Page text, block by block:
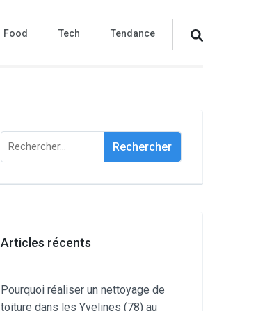
Food Tech Tendance
Rechercher :
Articles récents
Pourquoi réaliser un nettoyage de
toiture dans les Yvelines (78) au